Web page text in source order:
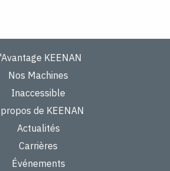
KEENAN
Nos Machines
Inaccessible
de KEENAN
Actualités
Carrières
Événements